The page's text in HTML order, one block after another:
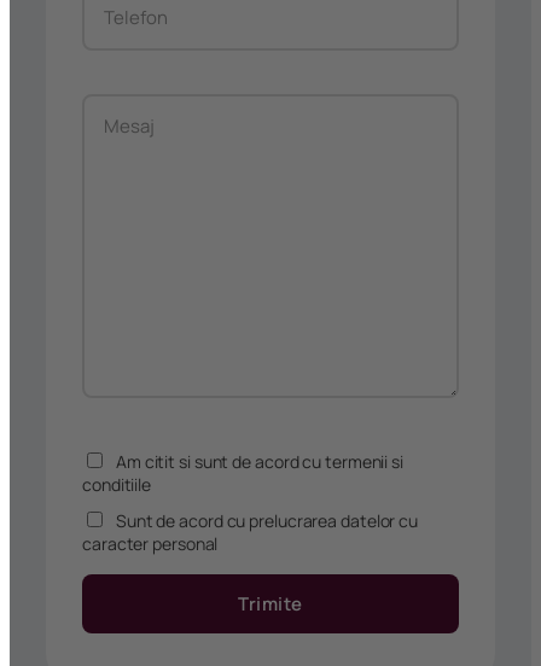
Am citit si sunt de acord cu termenii si
conditiile
Sunt de acord cu prelucrarea datelor cu
caracter personal